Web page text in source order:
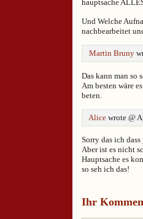
hauptsache
Und Welche
nachbearbeitet
Martin Bruny
Das kann man so
Am besten wäre
beten.
Alice wrote @
Sorry das ich dass
Aber ist es nicht
Hauptsache es
so seh ich das!
Ihr